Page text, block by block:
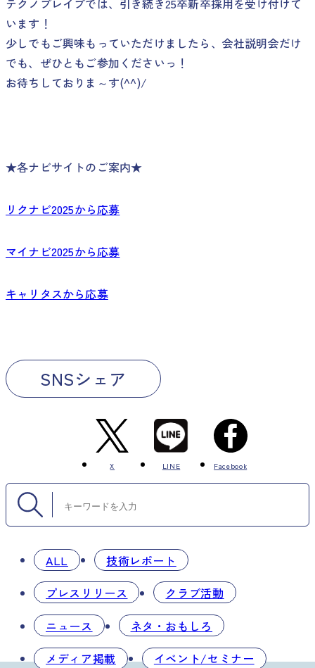
います！
少しでもご興味もっていただけましたら、会社説明会だけ
でも、ぜひともご参加くださいっ！
お待ちしておりま～す(^^)/
★各ナビサイトのご案内★
リクナビ2025から応募
マイナビ2025から応募
キャリタスから応募
SNSシェア
X LINE Facebook
ALL
技術レポート
プレスリリース
クラブ活動
ニュース
ネタ・おもしろ
メディア掲載
イベント/セミナー